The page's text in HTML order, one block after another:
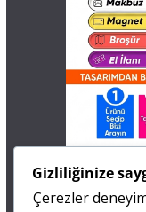
0 505 677 40 87
Gizliliğinize
Çerezler